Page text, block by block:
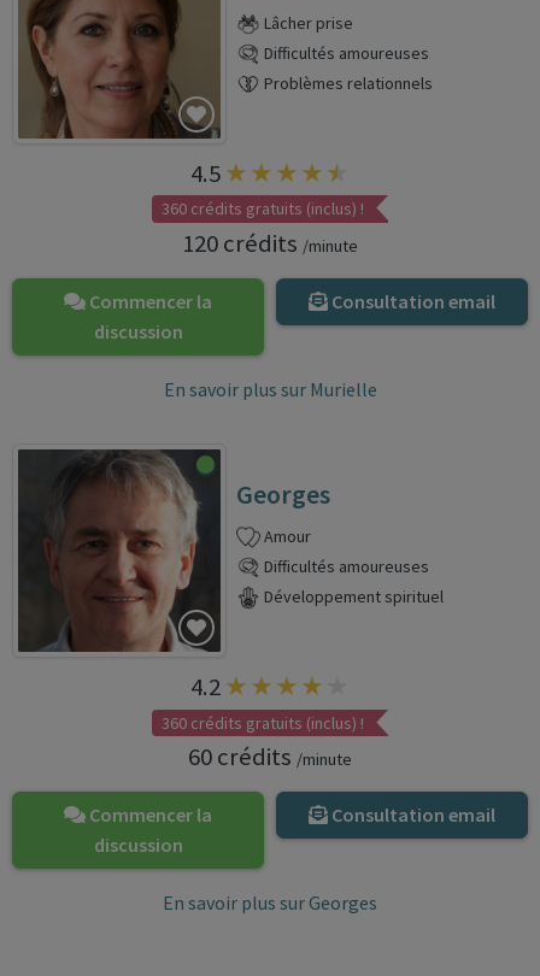
Lâcher prise
Difficultés amoureuses
Problèmes relationnels
4.5
360 crédits gratuits (inclus) !
120 crédits /minute
Commencer la
discussion
Consultation email
En savoir plus sur Murielle
Georges
Amour
Difficultés amoureuses
Développement spirituel
4.2
360 crédits gratuits (inclus) !
60 crédits /minute
Commencer la
discussion
Consultation email
En savoir plus sur Georges